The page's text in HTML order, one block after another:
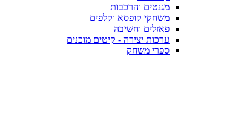
מגנטים והרכבות
משחקי קופסא וקלפים
פאזלים וחשיבה
ערכות יצירה - קיטים מוכנים
ספרי משחק